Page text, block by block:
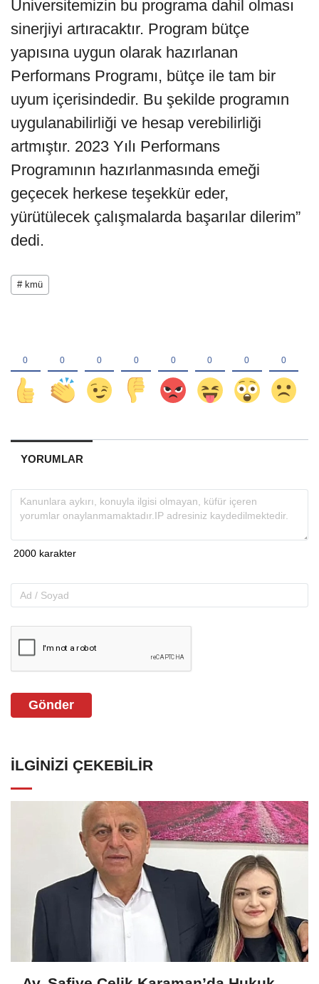
Üniversitemizin bu programa dahil olması
sinerjiyi artıracaktır. Program bütçe
yapısına uygun olarak hazırlanan
Performans Programı, bütçe ile tam bir
uyum içerisindedir. Bu şekilde programın
uygulanabilirliği ve hesap verebilirliği
artmıştır. 2023 Yılı Performans
Programının hazırlanmasında emeği
geçecek herkese teşekkür eder,
yürütülecek çalışmalarda başarılar dilerim”
dedi.
# kmü
YORUMLAR
Gönder
İLGINIZI ÇEKEBILIR